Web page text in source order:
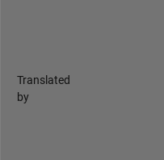
Translated
by